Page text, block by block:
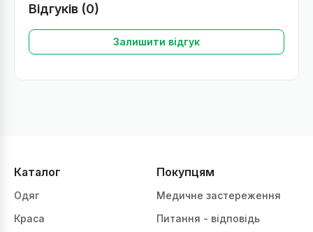
Відгуків (0)
Залишити відгук
Каталог
Одяг
Краса
Покупцям
Медичне застереження
Питання - відповідь